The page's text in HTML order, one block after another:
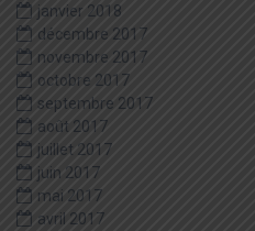
janvier 2018
décembre 2017
novembre 2017
octobre 2017
septembre 2017
août 2017
juillet 2017
juin 2017
mai 2017
avril 2017